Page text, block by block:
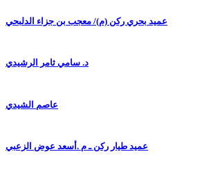
عميد بحري ركن (م)/ معجب بن جزاء الدلبحي
د. سامي ثامر الرشيدي
عاصم الشيدي
عميد طيار ركن ـ م .أسعد عوض الزعبي